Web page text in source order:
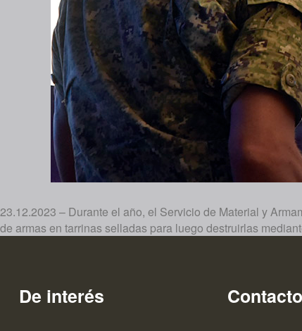
23.12.2023 – Durante el año, el Servicio de Material y
de armas en tarrinas selladas para luego destruirlas
De interés Contacto